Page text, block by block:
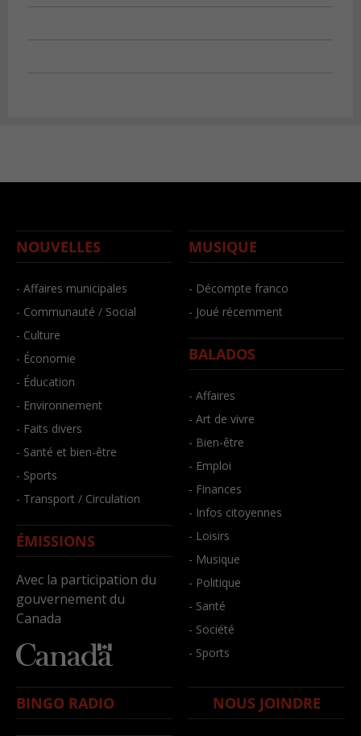
NOUVELLES
- Affaires municipales
- Communauté / Social
- Culture
- Économie
- Éducation
- Environnement
- Faits divers
- Santé et bien-être
- Sports
- Transport / Circulation
ÉMISSIONS
Avec la participation du
gouvernement du
Canada
MUSIQUE
- Décompte franco
- Joué récemment
BALADOS
- Affaires
- Art de vivre
- Bien-être
- Emploi
- Finances
- Infos citoyennes
- Loisirs
- Musique
- Politique
- Santé
- Société
- Sports
BINGO RADIO NOUS JOINDRE